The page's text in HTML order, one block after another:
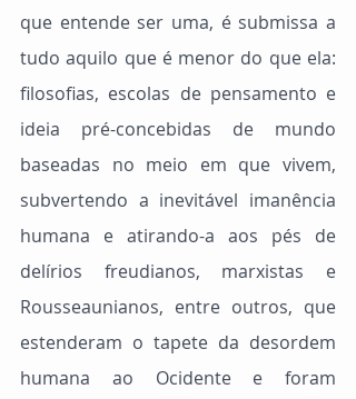
que entende ser uma, é submissa a
tudo aquilo que é menor do que ela:
filosofias, escolas de pensamento e
ideia pré-concebidas de mundo
baseadas no meio em que vivem,
subvertendo a inevitável imanência
humana e atirando-a aos pés de
delírios freudianos, marxistas e
Rousseaunianos, entre outros, que
estenderam o tapete da desordem
humana ao Ocidente e foram